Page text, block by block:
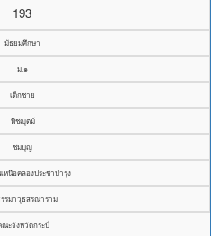
193
มัธยมศึกษา
ม.๑
เด็กชาย
พิชญุตม์
ชมบุญ
เหนือคลองประชาบำรุง
รมาวุธสรณาราม
ณะจังหวัดกระบี่